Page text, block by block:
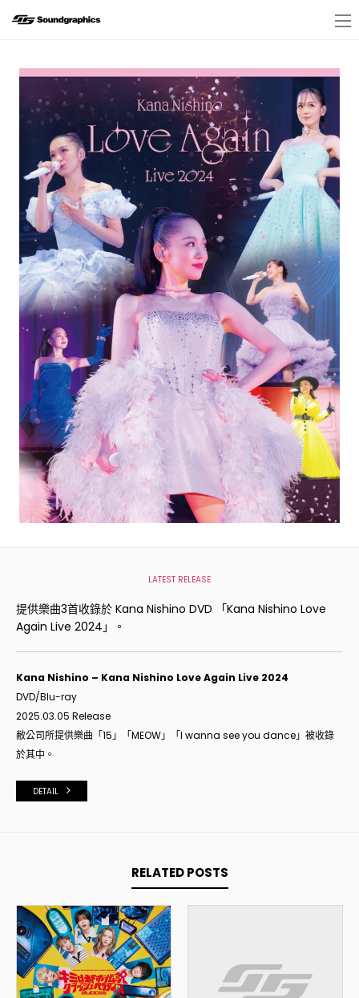
LATEST RELEASE
提供樂曲3首收錄於 Kana Nishino DVD 「Kana Nishino Love
Again Live 2024」。
Kana Nishino – Kana Nishino Love Again Live 2024
DVD/Blu-ray
2025.03.05 Release
敝公司所提供樂曲「15 」 「MEOW」 「I wanna see you dance」 被收錄
於其中。
DETAIL
RELATED POSTS